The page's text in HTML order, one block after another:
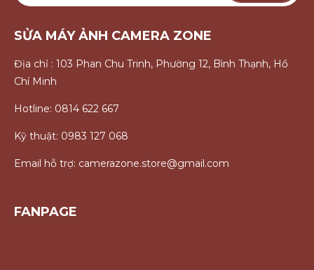
SỬA MÁY ẢNH CAMERA ZONE
Địa chỉ : 103 Phan Chu Trinh, Phường 12, Bình Thạnh, Hồ
Chí Minh
Hotline: 0814 622 667
Kỹ thuật: 0983 127 068
Email hỗ trợ: camerazone.store@gmail.com
FANPAGE